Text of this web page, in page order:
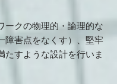
ークの物理的・論理的な
障害点をなくす）、堅牢
たすような設計を行いま